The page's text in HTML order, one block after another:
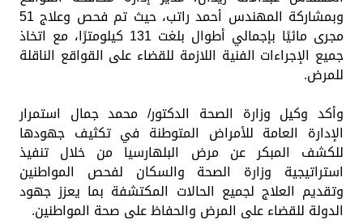
وبمشاركة المهندس أحمد راتب، حيث تم فحص وعلاج 51
مجرى مائيًا بإجمالي أطوال بلغت 131 كيلومترًا، مع اتخاذ
جميع الإجراءات الفنية اللازمة للقضاء على القواقع الناقلة
للمرض.
وأكد وكيل وزارة الصحة الدكتور/ محمد جمال استمرار
الإدارة العامة للأمراض المتوطنة في تكثيف جهودها
للكشف المبكر عن مرض البلهارسيا من خلال تنفيذ
استراتيجية وزارة الصحة والسكان لفحص المواطنين
وتقديم العلاج لجميع الحالات المكتشفة بما يعزز جهود
الدولة للقضاء على المرض والحفاظ على صحة المواطنين.